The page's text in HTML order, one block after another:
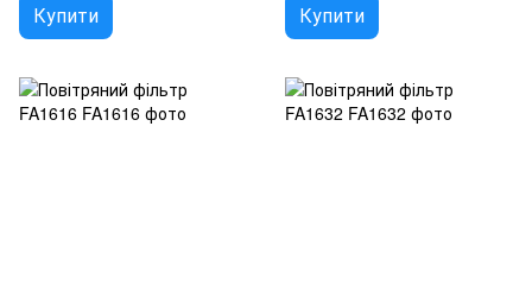
Купити Купити